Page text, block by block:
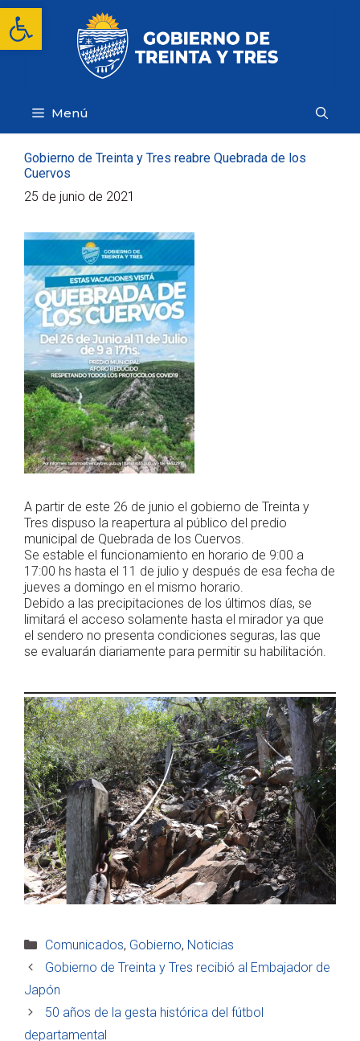
Abrir barra de herramientas
Saltar
contenido
Menú
Gobierno de Treinta y Tres reabre Quebrada de los
Cuervos
25 de junio de 2021
A partir de este 26 de junio el gobierno de Treinta y
Tres dispuso la reapertura al público del predio
municipal de Quebrada de los Cuervos.
Se estable el funcionamiento en horario de 9:00 a
17:00 hs hasta el 11 de julio y después de esa fecha de
jueves a domingo en el mismo horario.
Debido a las precipitaciones de los últimos días, se
limitará el acceso solamente hasta el mirador ya que
el sendero no presenta condiciones seguras, las que
se evaluarán diariamente para permitir su habilitación.
Categorías
Comunicados, Gobierno, Noticias
Gobierno de Treinta y Tres recibió al Embajador de
Japón
50 años de la gesta histórica del fútbol
departamental